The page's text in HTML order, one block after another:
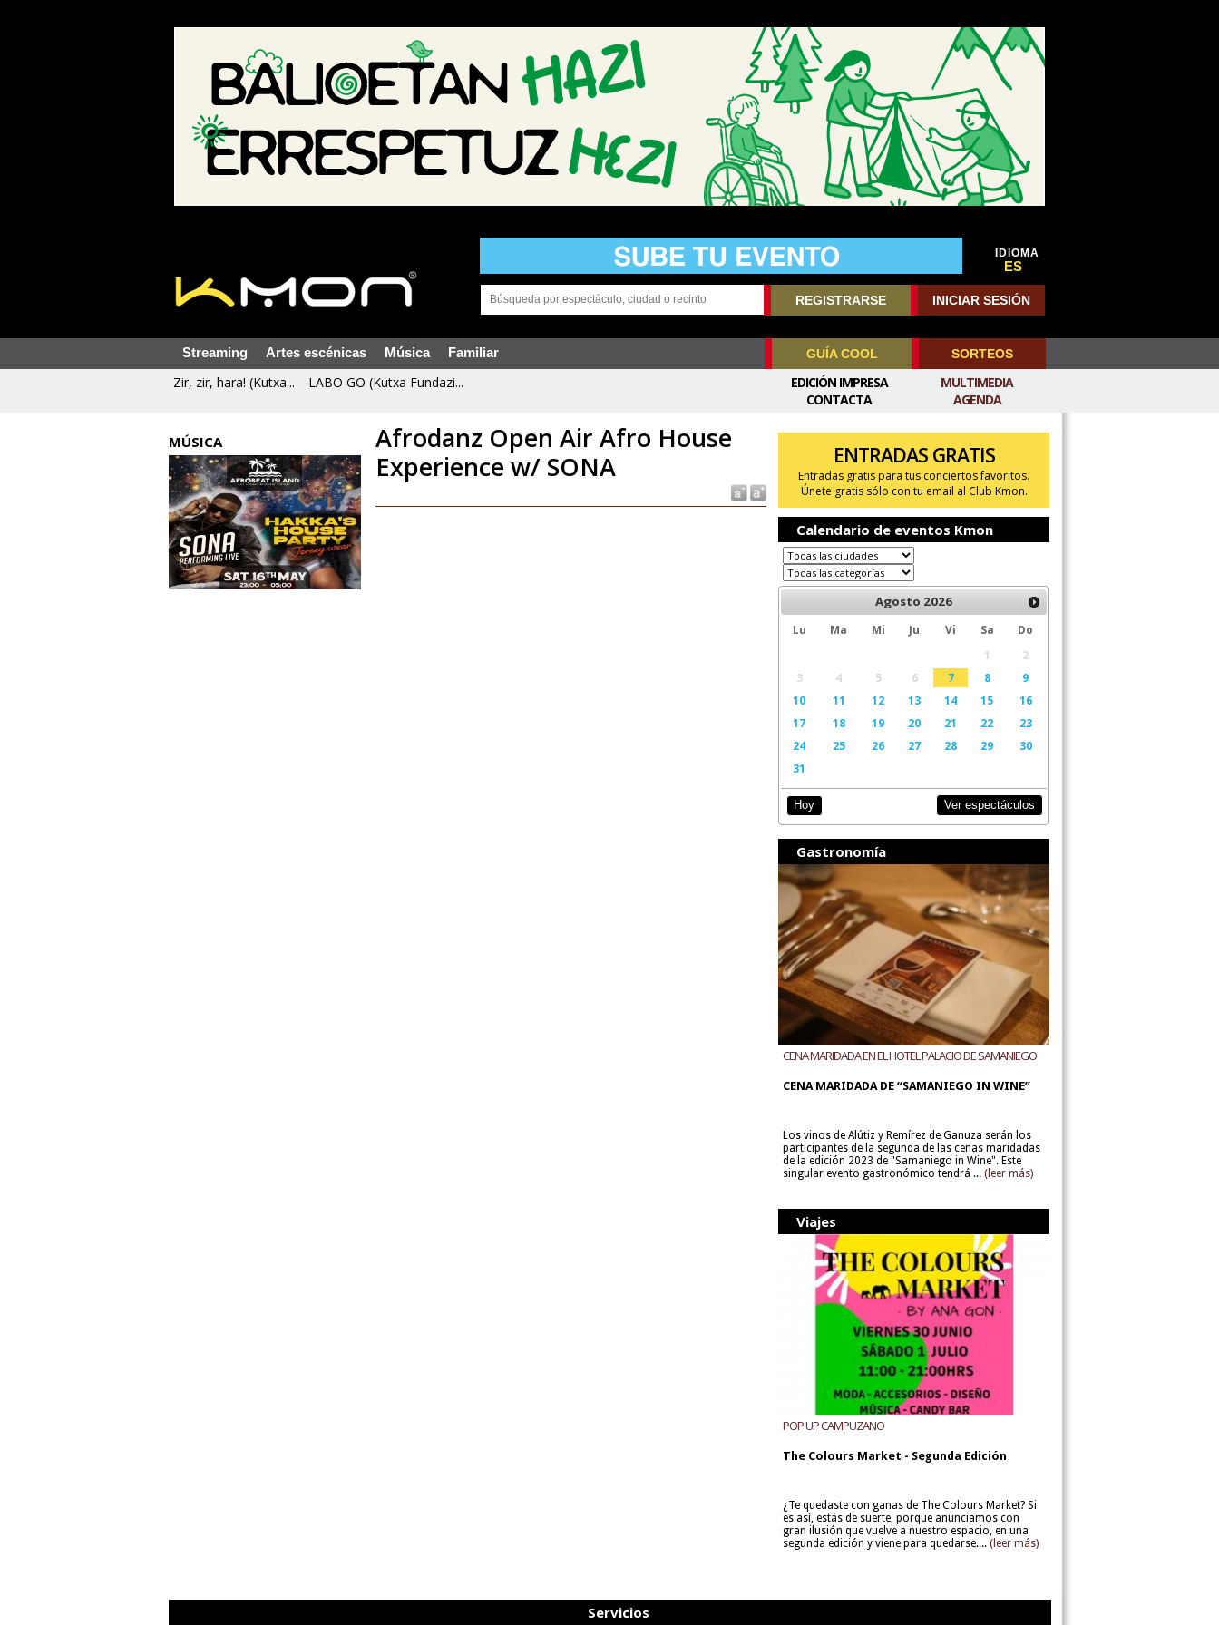
IDIOMA
ES
REGISTRARSE INICIAR SESIÓN
Streaming Artes escénicas Música Familiar GUÍA COOL SORTEOS
Zir, zir, hara! (Kutxa... LABO GO (Kutxa Fundazi...
MULTIMEDIA
AGENDA
EDICIÓN IMPRESA
CONTACTA
MÚSICA
Afrodanz Open Air Afro House
Experience w/ SONA
ENTRADAS GRATIS
Entradas gratis para tus conciertos favoritos.
Únete gratis sólo con tu email al Club Kmon.
Calendario de eventos Kmon
Agosto 2026
Lu Ma Mi Ju Vi Sa
Do
1
2
3
4 5 6 7 8
9
10
11 12 13 14 15
16
17
18 19 20 21 22
23
24
25 26 27 28 29
30
31
Hoy Ver espectáculos
Gastronomía
CENA MARIDADA EN EL HOTEL PALACIO DE SAMANIEGO
CENA MARIDADA DE “SAMANIEGO IN WINE”
Los vinos de Alútiz y Remírez de Ganuza serán los
participantes de la segunda de las cenas maridadas
de la edición 2023 de "Samaniego in Wine". Este
singular evento gastronómico tendrá ... (leer más)
Viajes
POP UP CAMPUZANO
The Colours Market - Segunda Edición
¿Te quedaste con ganas de The Colours Market? Si
es así, estás de suerte, porque anunciamos con
gran ilusión que vuelve a nuestro espacio, en una
segunda edición y viene para quedarse.... (leer más)
Servicios